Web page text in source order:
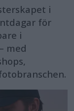
i
för
i
med